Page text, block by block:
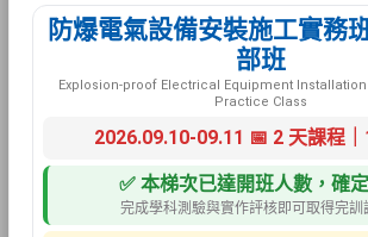
「世界人權宣言」、「聯合國兒
約」以及「聯合國消除一切形
行為公約」等原則所制定的 SA
用於世界各地，任何行業，不
織與公司，其宗旨是在確保生產
求。
SA 8000 是由 Council on
防爆電氣設備安裝施工實務
部班
Explosion-proof Electrical Equipment
Practice Class
2026.09.10-09.11 📅 2 天課程
✅ 本梯次已達開班人數，確
完成學科測驗與實作評核即可取得完訓